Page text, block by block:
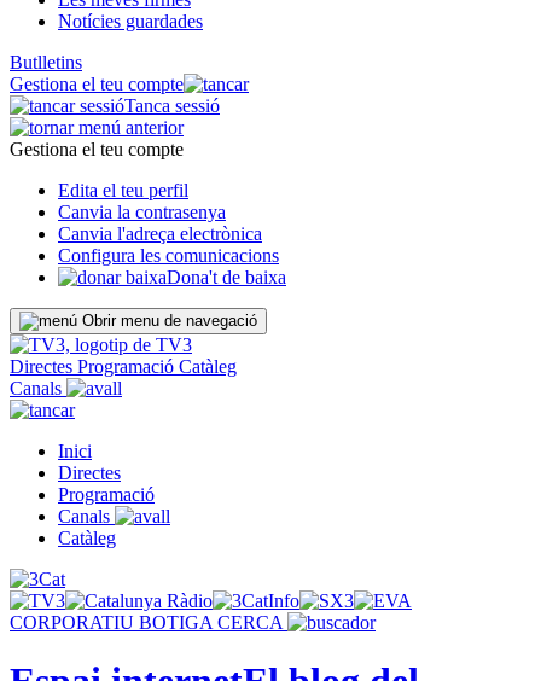
Notícies guardades
Butlletins
Gestiona el teu compte
Tanca sessió
Gestiona el teu compte
Edita el teu perfil
Canvia la contrasenya
Canvia l'adreça electrònica
Configura les comunicacions
Dona't de baixa
Obrir menu de navegació
Directes Programació Catàleg
Canals
Inici
Directes
Programació
Canals
Catàleg
CORPORATIU BOTIGA CERCA